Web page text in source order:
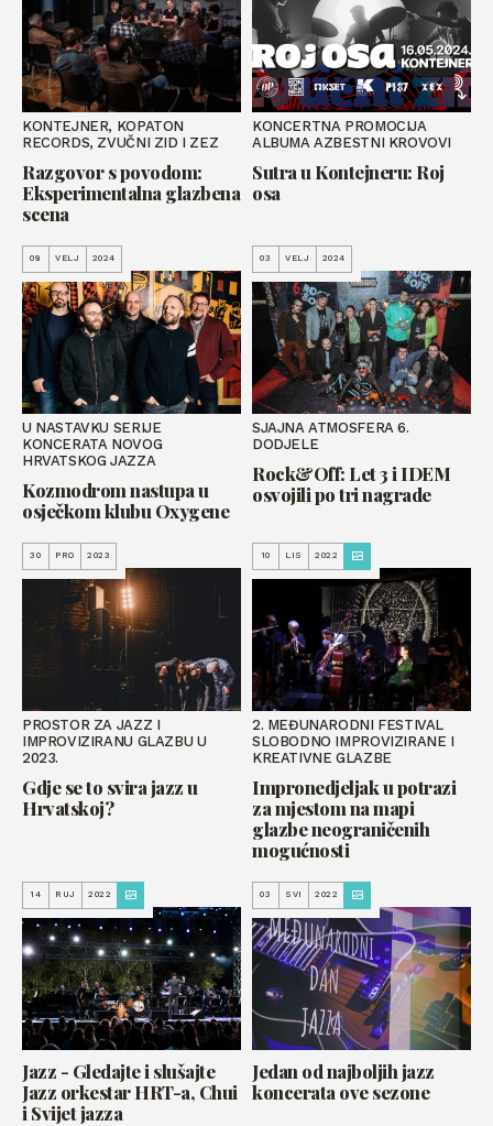
KONTEJNER, KOPATON
RECORDS, ZVUČNI ZID I ZEZ
Razgovor s povodom:
Eksperimentalna glazbena
scena
KONCERTNA PROMOCIJA
ALBUMA AZBESTNI KROVOVI
Sutra u Kontejneru: Roj
osa
08 VELJ 2024
U NASTAVKU SERIJE
KONCERATA NOVOG
HRVATSKOG JAZZA
Kozmodrom nastupa u
osječkom klubu Oxygene
03 VELJ 2024
SJAJNA ATMOSFERA 6.
DODJELE
Rock&Off: Let 3 i IDEM
osvojili po tri nagrade
30 PRO 2023
PROSTOR ZA JAZZ I
IMPROVIZIRANU GLAZBU U
2023.
Gdje se to svira jazz u
Hrvatskoj?
10 LIS 2022
2. MEĐUNARODNI FESTIVAL
SLOBODNO IMPROVIZIRANE I
KREATIVNE GLAZBE
Impronedjeljak u potrazi
za mjestom na mapi
glazbe neograničenih
mogućnosti
14 RUJ 2022
Jazz - Gledajte i slušajte
Jazz orkestar HRT-a, Chui
i Svijet jazza
03 SVI 2022
Jedan od najboljih jazz
koncerata ove sezone